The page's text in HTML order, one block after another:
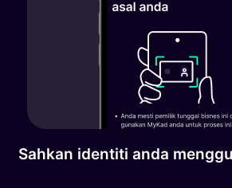
Sahkan identiti anda